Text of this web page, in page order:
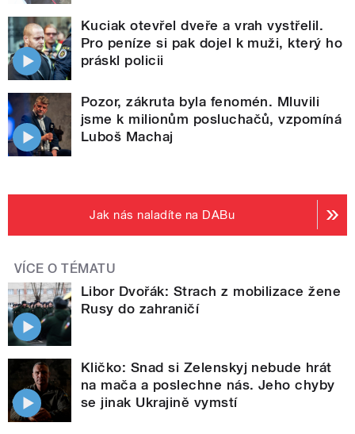
Kuciak otevřel dveře a vrah vystřelil.
Pro peníze si pak dojel k muži, který ho
práskl policii
Pozor, zákruta byla fenomén. Mluvili
jsme k milionům posluchačů, vzpomíná
Luboš Machaj
Jak nás naladíte na DABu
VÍCE O TÉMATU
Libor Dvořák: Strach z mobilizace žene
Rusy do zahraničí
Kličko: Snad si Zelenskyj nebude hrát
na mača a poslechne nás. Jeho chyby
se jinak Ukrajině vymstí